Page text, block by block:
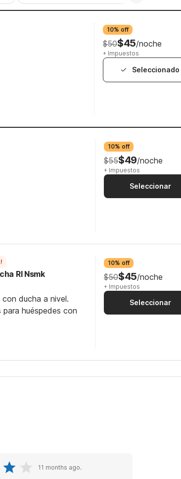
10% off
$50$45/noche
+ Impuestos
Seleccionado
10% off
$55$49/noche
+ Impuestos
Seleccionar
RI Nsmk
ducha a nivel.
huéspedes con
10% off
$50$45/noche
+ Impuestos
Seleccionar
11 months ago.